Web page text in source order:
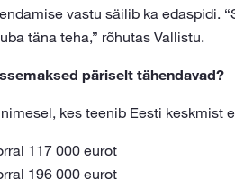
vastu säilib ka edaspidi.
täna teha,” rõhutas Vallistu.
päriselt tähendavad?
kes teenib Eesti keskmist
117 000 eurot
196 000 eurot